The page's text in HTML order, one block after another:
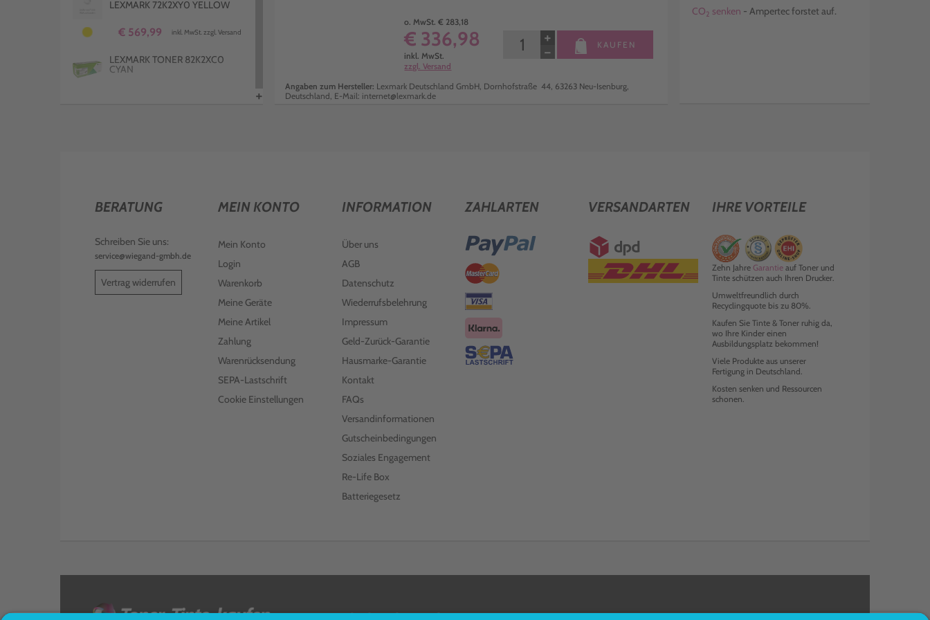
LEXMARK 72K2XY0 YELLOW
€ 569,99 inkl. MwSt. zzgl. Versand
LEXMARK TONER 82K2XC0
CYAN
SCHWARZ
LEXMARK TONER 72K20C0
€ 316,99 inkl. MwSt. zzgl. Versand
LEXMARK TONER 82K2UY0
inkl. MwSt. zzgl. Versand
KOMPATIBLER TONER ERSETZT
LEXMARK 72K2XK0 SCHWARZ
LEXMARK TONER 72K20M0
€ 312,99
+
o. MwSt. € 283,18
€ 336,98
inkl. MwSt.
zzgl. Versand
−
+ KAUFEN
Angaben zum Hersteller: Lexmark Deutschland GmbH, Dornhofstraße 44, 63263 Neu-Isenburg,
Deutschland, E-Mail: internet@lexmark.de
CO2 senken - Ampertec forstet auf.
BERATUNG
Schreiben Sie uns:
service@wiegand-gmbh.de
Vertrag widerrufen
MEIN KONTO
Mein Konto
Login
Warenkorb
Meine Geräte
Meine Artikel
Zahlung
Warenrücksendung
SEPA-Lastschrift
Cookie Einstellungen
INFORMATION
Über uns
AGB
Datenschutz
Wiederrufsbelehrung
Impressum
Geld-Zurück-Garantie
Hausmarke-Garantie
Kontakt
FAQs
Versandinformationen
Gutscheinbedingungen
Soziales Engagement
Re-Life Box
Batteriegesetz
ZAHLARTEN VERSANDARTEN IHRE VORTEILE
Zehn Jahre Garantieauf Toner und
Tinte schützen auch Ihren Drucker.
Umweltfreundlich durch
Recyclingquote bis zu 80%.
Kaufen Sie Tinte & Toner ruhig da,
wo Ihre Kinder einen
Ausbildungsplatz bekommen!
Viele Produkte aus unserer
Fertigung in Deutschland.
Kosten senken und Ressourcen
schonen.
<